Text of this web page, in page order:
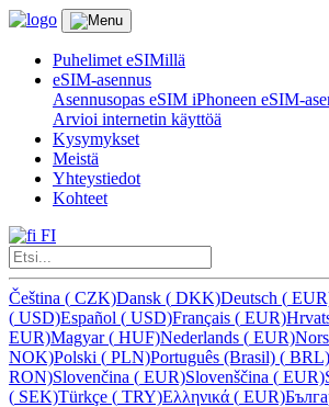
Puhelimet eSIMillä
eSIM-asennus
Asennusopas eSIM iPhoneen eSIM-
Arvioi internetin käyttöä
Kysymykset
Meistä
Yhteystiedot
Kohteet
FI
Čeština ( CZK)Dansk ( DKK)Deutsch (
( USD)Español ( USD)Français ( EUR)
EUR)Magyar( HUF)Nederlands ( EUR)
NOK)Polski ( PLN)Português (Brasil) ( BRL)
RON)Slovenčina ( EUR)Slovenščina ( EUR)
( SEK)Türkçe ( TRY)Ελληνικά ( EUR)